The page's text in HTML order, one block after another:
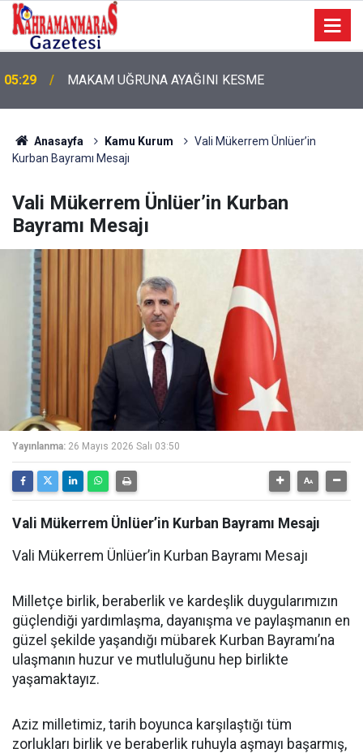
05:29 MAKAM UĞRUNA AYAĞINI KESME
Anasayfa Kamu Kurum
Vali Mükerrem Ünlüer’in
Kurban Bayramı Mesajı
Vali Mükerrem Ünlüer’in Kurban
Bayramı Mesajı
Yayınlanma: 26 Mayıs 2026 Salı 03:50
Vali Mükerrem Ünlüer’in Kurban Bayramı Mesajı
Vali Mükerrem Ünlüer’in Kurban Bayramı Mesajı
Milletçe birlik, beraberlik ve kardeşlik duygularımızın
güçlendiği yardımlaşma, dayanışma ve paylaşmanın en
güzel şekilde yaşandığı mübarek Kurban Bayramı’na
ulaşmanın huzur ve mutluluğunu hep birlikte
yaşamaktayız.
Aziz milletimiz, tarih boyunca karşılaştığı tüm
zorlukları birlik ve beraberlik ruhuyla aşmayı başarmış,